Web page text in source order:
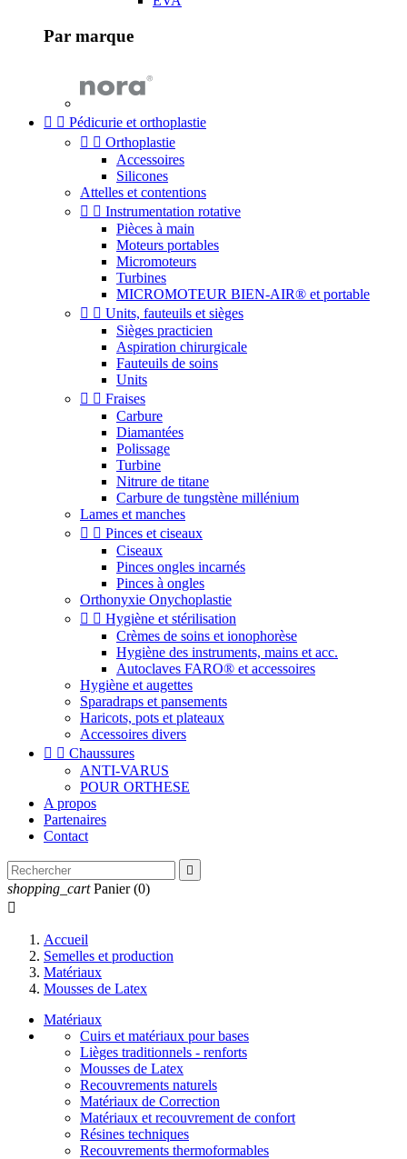
Par marque
  Pédicurie et orthoplastie
  Orthoplastie
Accessoires
Silicones
Attelles et contentions
  Instrumentation rotative
Pièces à main
Moteurs portables
Micromoteurs
Turbines
MICROMOTEUR BIEN-AIR® et portable
  Units, fauteuils et sièges
Sièges practicien
Aspiration chirurgicale
Fauteuils de soins
Units
  Fraises
Carbure
Diamantées
Polissage
Turbine
Nitrure de titane
Carbure de tungstène millénium
Lames et manches
  Pinces et ciseaux
Ciseaux
Pinces ongles incarnés
Pinces à ongles
Orthonyxie Onychoplastie
  Hygiène et stérilisation
Crèmes de soins et ionophorèse
Hygiène des instruments, mains et acc.
Autoclaves FARO® et accessoires
Hygiène et augettes
Sparadraps et pansements
Haricots, pots et plateaux
Accessoires divers
  Chaussures
ANTI-VARUS
POUR ORTHESE
A propos
Partenaires
Contact

shopping_cart Panier (0)

Accueil
Semelles et production
Matériaux
Mousses de Latex
Matériaux
Cuirs et matériaux pour bases
Lièges traditionnels - renforts
Mousses de Latex
Recouvrements naturels
Matériaux de Correction
Matériaux et recouvrement de confort
Résines techniques
Recouvrements thermoformables